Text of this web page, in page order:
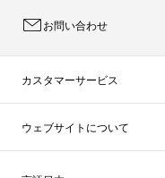
お問い合わせ
カスタマーサービス
ウェブサイトについて